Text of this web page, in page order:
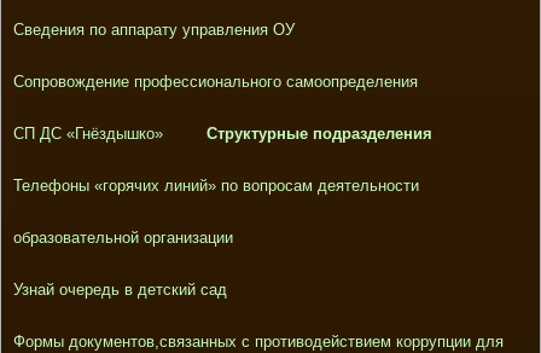
Сведения по аппарату управления ОУ
Сопровождение профессионального самоопределения
СП ДС «Гнёздышко» Структурные подразделения
Телефоны «горячих линий» по вопросам деятельности
образовательной организации
Узнай очередь в детский сад
Формы документов,связанных с противодействием коррупции для